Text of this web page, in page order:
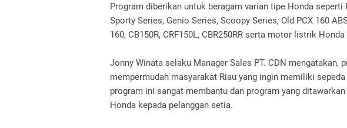
Program diberikan untuk beragam varian tipe Honda seperti
Sporty Series, Genio Series, Scoopy Series, Old PCX 160
160, CB150R, CRF150L, CBR250RR serta motor listrik
Jonny Winata selaku Manager Sales PT. CDN mengatakan,
mempermudah masyarakat Riau yang ingin memiliki
program ini sangat membantu dan program yang
Honda kepada pelanggan setia.